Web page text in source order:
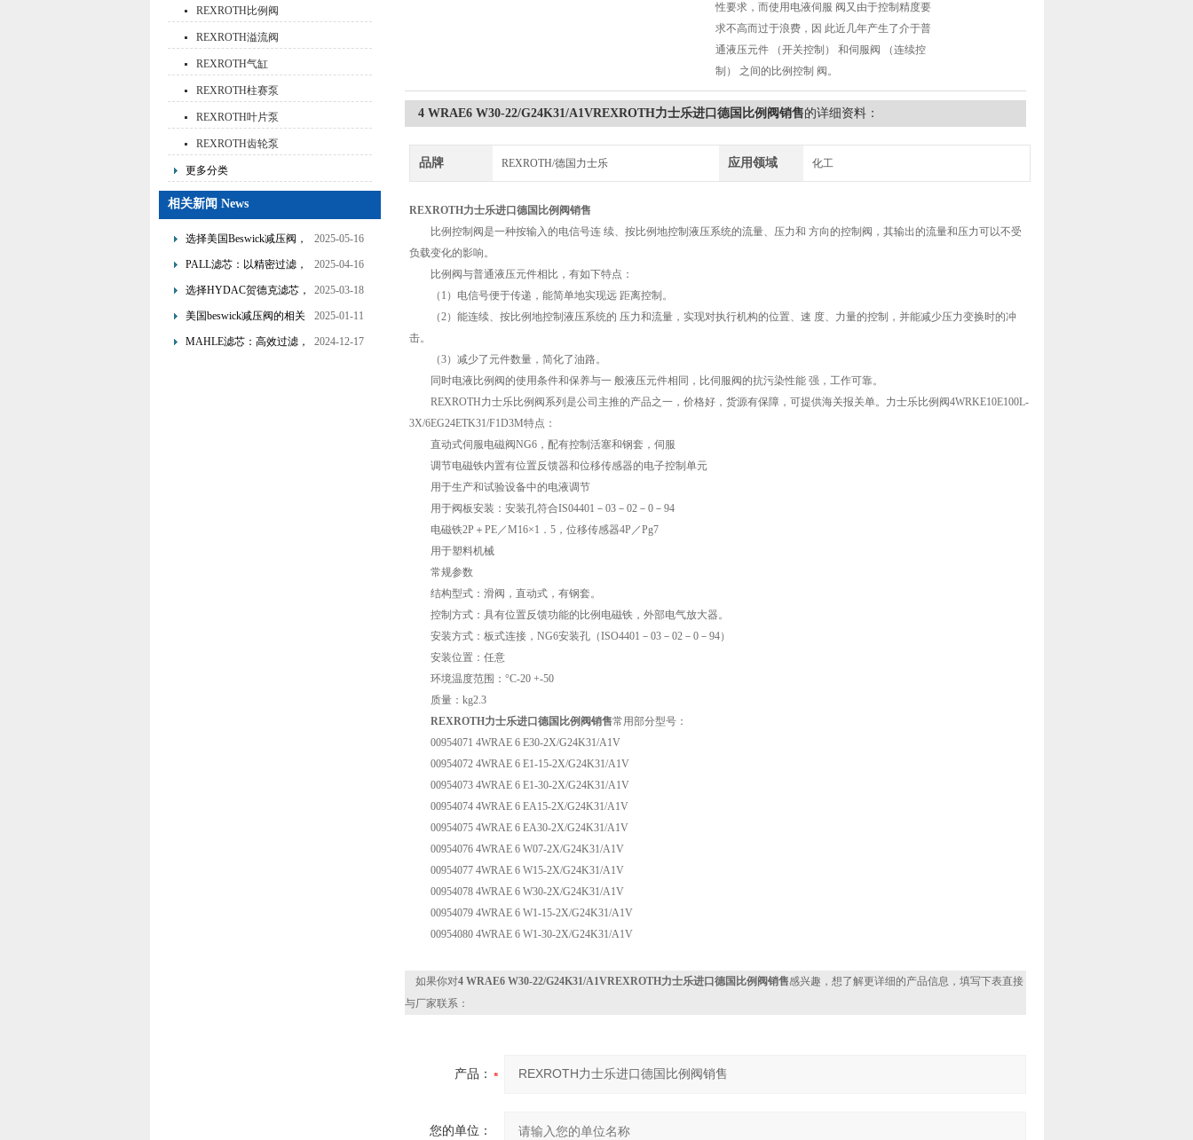
REXROTH比例阀
REXROTH溢流阀
REXROTH气缸
REXROTH柱赛泵
REXROTH叶片泵
REXROTH齿轮泵
更多分类
相关新闻 News
选择美国Beswick减压阀，
提升流体系统效率
2025-05-16
PALL滤芯：以精密过滤，
为工业流体筑起“隐形安全
2025-04-16
选择HYDAC贺德克滤芯，
享受精准过滤与稳定性能
2025-03-18
美国beswick减压阀的相关
知识
2025-01-11
MAHLE滤芯：高效过滤，
2024-12-17
性要求，而使用电液伺服 阀又由于控制精度要
求不高而过于浪费，因 此近几年产生了介于普
通液压元件 （开关控制） 和伺服阀 （连续控
制） 之间的比例控制 阀。
4 WRAE6 W30-22/G24K31/A1VREXROTH力士乐进口德国比例阀销售的详细资料：
品牌 REXROTH/德国力士乐 应用领域 化工
REXROTH力士乐进口德国比例阀销售
比例控制阀是一种按输入的电信号连 续、按比例地控制液压系统的流量、压力和 方向的控制阀，其输出的流量和压力可以不受
负载变化的影响。
比例阀与普通液压元件相比，有如下特点：
（1）电信号便于传递，能简单地实现远 距离控制。
（2）能连续、按比例地控制液压系统的 压力和流量，实现对执行机构的位置、速 度、力量的控制，并能减少压力变换时的冲
击。
（3）减少了元件数量，简化了油路。
同时电液比例阀的使用条件和保养与一 般液压元件相同，比伺服阀的抗污染性能 强，工作可靠。
REXROTH力士乐比例阀系列是公司主推的产品之一，价格好，货源有保障，可提供海关报关单。力士乐比例阀4WRKE10E100L-
3X/6EG24ETK31/F1D3M特点：
直动式伺服电磁阀NG6，配有控制活塞和钢套，伺服
调节电磁铁内置有位置反馈器和位移传感器的电子控制单元
用于生产和试验设备中的电液调节
用于阀板安装：安装孔符合IS04401－03－02－0－94
电磁铁2P＋PE／M16×1．5，位移传感器4P／Pg7
用于塑料机械
常规参数
结构型式：滑阀，直动式，有钢套。
控制方式：具有位置反馈功能的比例电磁铁，外部电气放大器。
安装方式：板式连接，NG6安装孔（ISO4401－03－02－0－94）
安装位置：任意
环境温度范围：°C-20 +-50
质量：kg2.3
REXROTH力士乐进口德国比例阀销售常用部分型号：
00954071 4WRAE 6 E30-2X/G24K31/A1V
00954072 4WRAE 6 E1-15-2X/G24K31/A1V
00954073 4WRAE 6 E1-30-2X/G24K31/A1V
00954074 4WRAE 6 EA15-2X/G24K31/A1V
00954075 4WRAE 6 EA30-2X/G24K31/A1V
00954076 4WRAE 6 W07-2X/G24K31/A1V
00954077 4WRAE 6 W15-2X/G24K31/A1V
00954078 4WRAE 6 W30-2X/G24K31/A1V
00954079 4WRAE 6 W1-15-2X/G24K31/A1V
00954080 4WRAE 6 W1-30-2X/G24K31/A1V
如果你对4 WRAE6 W30-22/G24K31/A1VREXROTH力士乐进口德国比例阀销售感兴趣，想了解更详细的产品信息，填写下表直接
与厂家联系：
产品：
您的单位：